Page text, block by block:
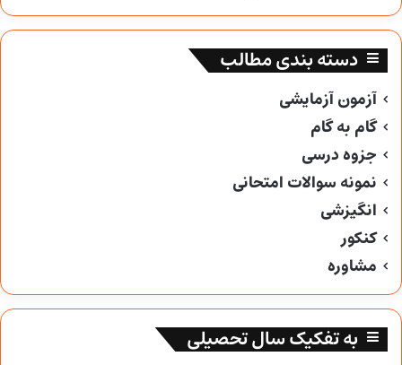
دسته بندی مطالب
آزمون آزمایشی
گام به گام
جزوه درسی
نمونه سوالات امتحانی
انگیزشی
کنکور
مشاوره
به تفکیک سال تحصیلی